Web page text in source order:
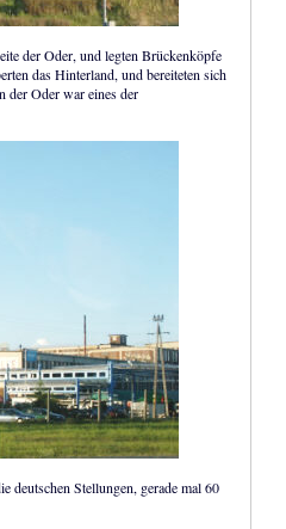
der Oder, und legten Brückenköpfe
das Hinterland, und bereiteten sich
der Oder war eines der
deutschen Stellungen, gerade mal 60